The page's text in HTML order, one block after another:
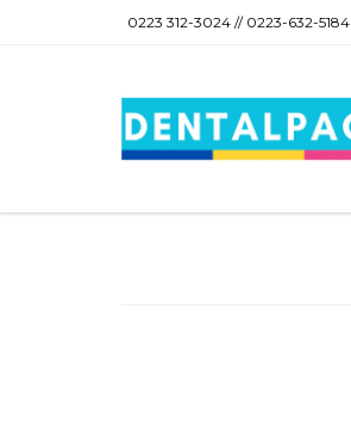
0223 312-3024 // 0223-632-5184